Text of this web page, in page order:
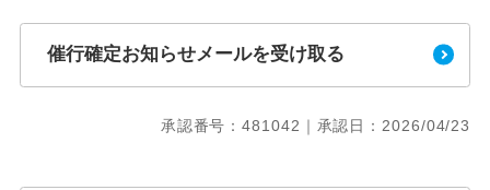
催行確定お知らせメールを受け取る
承認番号：481042｜承認日：2026/04/23